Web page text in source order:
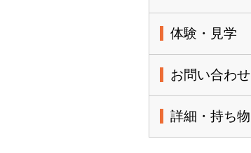
体験・見学
お問い合わせ
詳細・持ち物